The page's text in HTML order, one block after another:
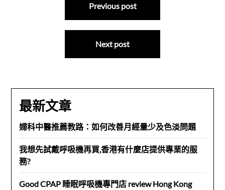
Previous post
Next post
最新文章
婦科中醫推薦教路：如何改善月經量少及色淡問題
我想先試戴呼吸機再買,香港有什麼店提供專業的服
務?
Good CPAP 睡眠呼吸機專門店 review Hong Kong